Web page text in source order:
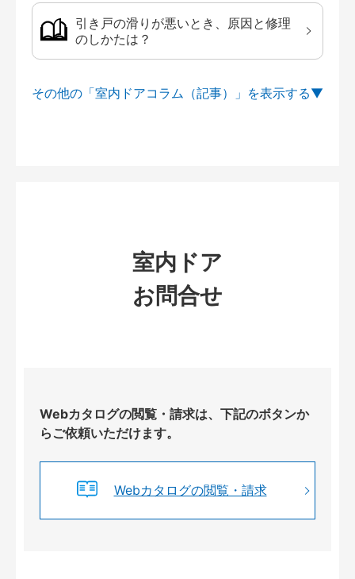
引き戸の滑りが悪いとき、原因と修理
のしかたは？
その他の「室内ドアコラム（記事）」を
室内ドア
お問合せ
Webカタログの閲覧・請求は、下記のボタンか
らご依頼いただけます。
Webカタログの閲覧・請求